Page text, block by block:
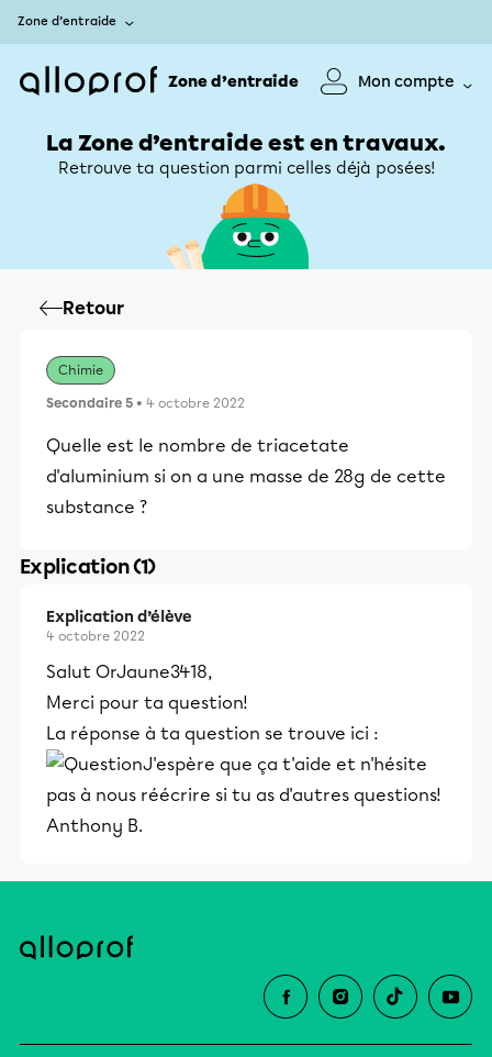
Zone d’entraide
Zone d’entraide Mon compte
La Zone d’entraide est en travaux.
Retrouve ta question parmi celles déjà posées!
Retour
Chimie
Secondaire 5 • 4 octobre 2022
Quelle est le nombre de triacetate
d'aluminium si on a une masse de 28g de cette
substance ?
Explication (1)
Explication d’élève
4 octobre 2022
Salut OrJaune3418,
Merci pour ta question!
La réponse à ta question se trouve ici :
J'espère que ça t'aide et n'hésite
pas à nous réécrire si tu as d'autres questions!
Anthony B.